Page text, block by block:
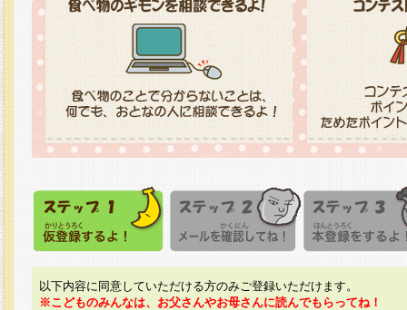
以下内容に同意していただける方のみご登録いただけます。
※こどものみんなは、お父さんやお母さんに読んでもらってね！